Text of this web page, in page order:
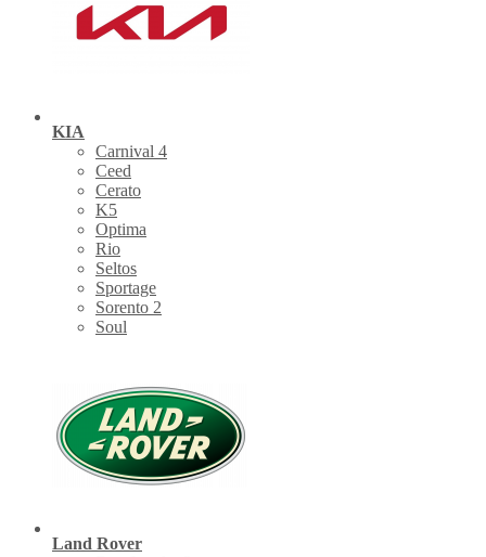
KIA
Carnival 4
Ceed
Cerato
K5
Optima
Rio
Seltos
Sportage
Sorento 2
Soul
Land Rover